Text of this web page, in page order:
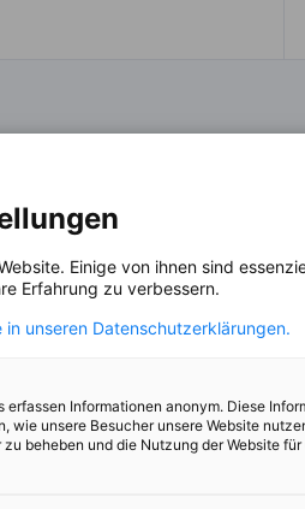
Einige von ihnen sind
Erfahrung zu verbessern.
unseren Datenschutzerklärungen.
erfassen Informationen anonym. Diese
wie unsere Besucher unsere Website
zu beheben und die Nutzung der Website